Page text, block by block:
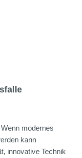
modernes
kann
innovative Technik